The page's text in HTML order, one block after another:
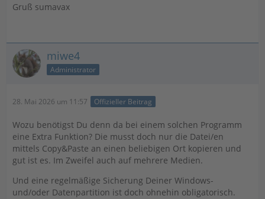
Gruß sumavax
miwe4
Administrator
28. Mai 2026 um 11:57 Offizieller Beitrag
Wozu benötigst Du denn da bei einem solchen Programm
eine Extra Funktion? Die musst doch nur die Datei/en
mittels Copy&Paste an einen beliebigen Ort kopieren und
gut ist es. Im Zweifel auch auf mehrere Medien.
Und eine regelmäßige Sicherung Deiner Windows-
und/oder Datenpartition ist doch ohnehin obligatorisch.